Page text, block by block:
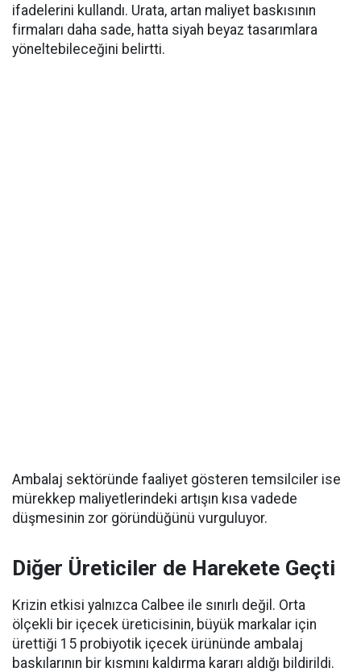
ifadelerini kullandı. Urata, artan maliyet baskısının
firmaları daha sade, hatta siyah beyaz tasarımlara
yöneltebileceğini belirtti.
Ambalaj sektöründe faaliyet gösteren temsilciler ise
mürekkep maliyetlerindeki artışın kısa vadede
düşmesinin zor göründüğünü vurguluyor.
Diğer Üreticiler de Harekete Geçti
Krizin etkisi yalnızca Calbee ile sınırlı değil. Orta
ölçekli bir içecek üreticisinin, büyük markalar için
ürettiği 15 probiyotik içecek ürününde ambalaj
baskılarının bir kısmını kaldırma kararı aldığı bildirildi.